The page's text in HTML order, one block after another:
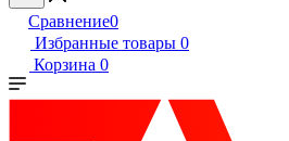
Сравнение0
Избранные товары 0
Корзина 0